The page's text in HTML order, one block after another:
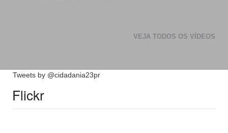
VEJA TODOS OS VÍDEOS
Tweets by @cidadania23pr
Flickr